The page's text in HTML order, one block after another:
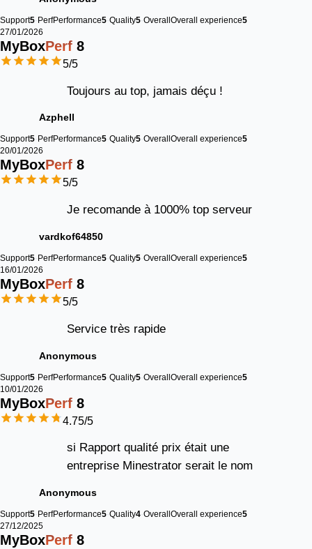
Support5 PerfPerformance5 Quality5 OverallOverall experience5
27/01/2026
MyBoxPerf 8
5/5
Toujours au top, jamais déçu !
Azphell
Support5 PerfPerformance5 Quality5 Overall Overall experience5
20/01/2026
MyBoxPerf 8
5/5
Je recomande à 1000% top serveur
vardkof64850
Support5 PerfPerformance5 Quality5 Overall Overall experience5
16/01/2026
MyBoxPerf 8
5/5
Service très rapide
Anonymous
Support5 PerfPerformance5 Quality5 OverallOverall experience5
10/01/2026
MyBoxPerf 8
4.75/5
si Rapport qualité prix était une
entreprise Minestrator serait le nom
Anonymous
Support5 PerfPerformance5 Quality4 Overall Overall experience5
27/12/2025
MyBoxPerf 8